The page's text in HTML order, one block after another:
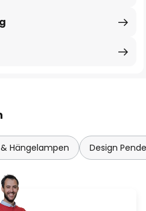
Hängelampen Design